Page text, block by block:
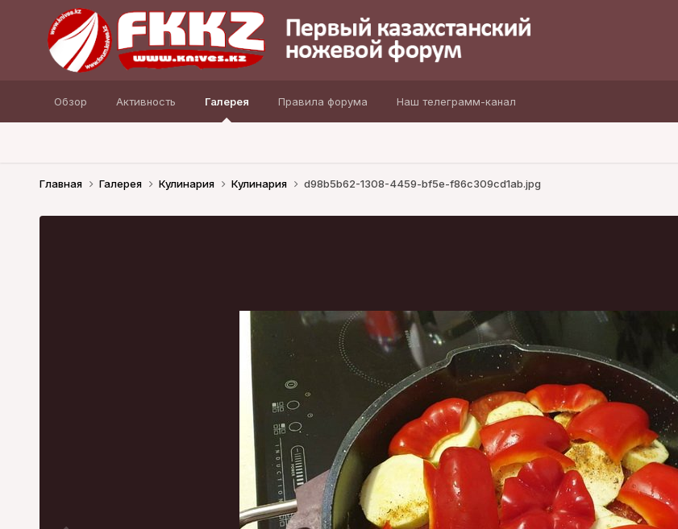
Обзор Активность Галерея Правила форума Наш телеграмм-канал
Главная Галерея Кулинария Кулинария d98b5b62-1308-4459-bf5e-f86c309cd1ab.jpg